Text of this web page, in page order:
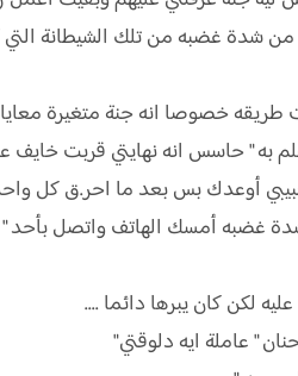
شدة غضبه من تلك الشيطانة التي
خصوصا انه جنة متغيرة
" حاسس انه نهايتي قربت خايف
أوعدك بس بعد ما احر.ق كل
غضبه أمسك الهاتف واتصل بأحد
لكن كان يبرها دائما ....
" عاملة ايه دلوقتي"